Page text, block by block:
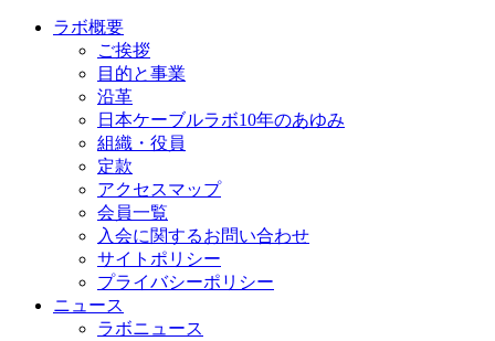
ラボ概要
ご挨拶
目的と事業
沿革
日本ケーブルラボ10年のあゆみ
組織・役員
定款
アクセスマップ
会員一覧
入会に関するお問い合わせ
サイトポリシー
プライバシーポリシー
ニュース
ラボニュース